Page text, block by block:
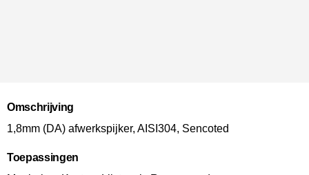
Omschrijving
1,8mm (DA) afwerkspijker, AISI304, Sencoted
Toepassingen